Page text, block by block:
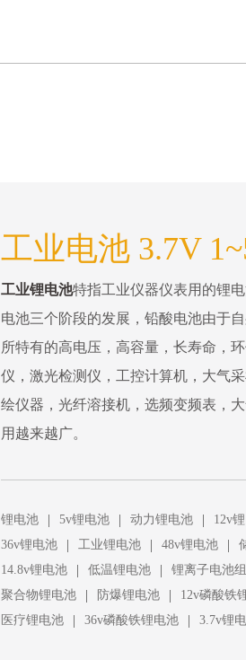
工业电池 3.7V
工业锂电池特指工业仪器仪表用的锂
电池三个阶段的发展，铅酸电池由于
所特有的高电压，高容量，长寿命，
仪，激光检测仪，工控计算机，大气
绘仪器，光纤溶接机，选频变频表，
用越来越广。
锂电池 | 5v锂电池 | 动力锂电池 |
12v
36v锂电池
| 工业锂电池 | 48v锂电池 |
14.8v锂电池
| 低温锂电池 |
锂离子电池组
聚合物锂电池
| 防爆锂电池 |
12v磷酸铁
医疗锂电池
| 36v磷酸铁锂电池 | 3.7v锂